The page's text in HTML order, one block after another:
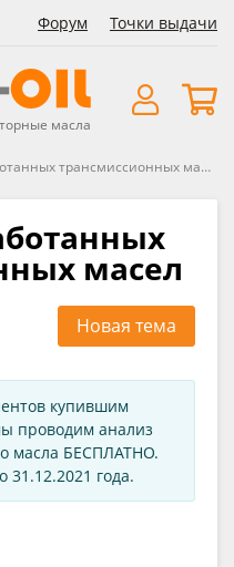
Форум Точки выдачи
масла
трансмиссионных масел
масел
Новая тема
купившим
проводим анализ
масла БЕСПЛАТНО.
31.12.2021 года.